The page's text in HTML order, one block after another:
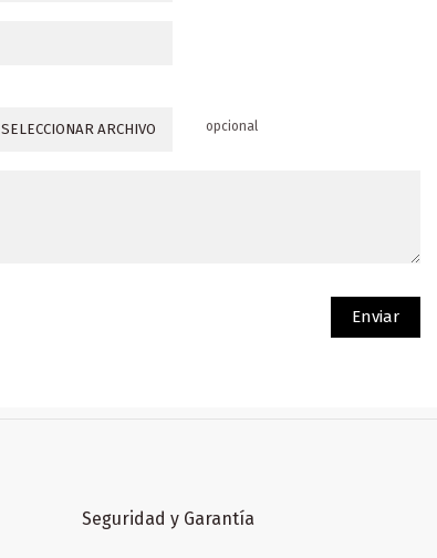
SELECCIONAR ARCHIVO opcional
Seguridad y Garantía